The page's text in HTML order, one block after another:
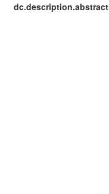
dc.description.abstract